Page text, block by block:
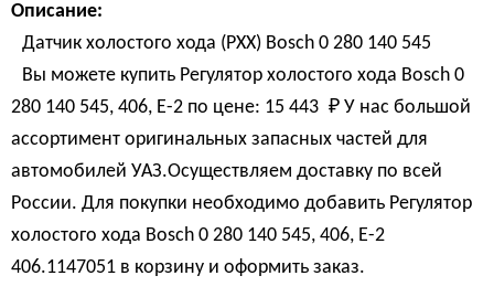
Описание:
Датчик холостого хода (РХХ) Bosch 0 280 140 545
Вы можете купить Регулятор холостого хода Bosch 0
280 140 545, 406, Е-2 по цене: 15 443 ₽ У нас большой
ассортимент оригинальных запасных частей для
автомобилей УАЗ.Осуществляем доставку по всей
России. Для покупки необходимо добавить Регулятор
холостого хода Bosch 0 280 140 545, 406, Е-2
406.1147051 в корзину и оформить заказ.